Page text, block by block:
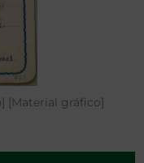
[Material gráfico]